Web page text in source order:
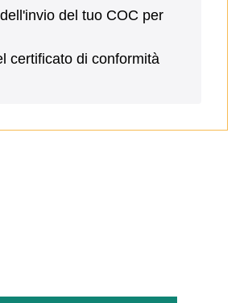
del tuo COC per
certificato di conformità